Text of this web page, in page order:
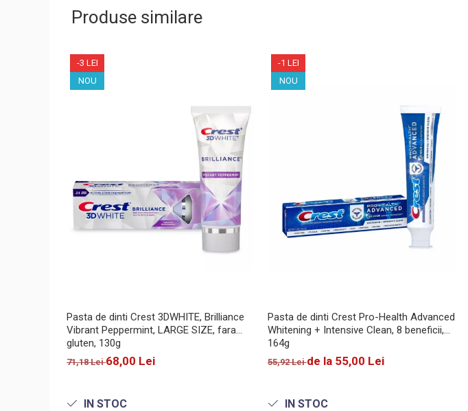
Produse similare
-3 LEI
NOU
Pasta de dinti Crest 3DWHITE, Brilliance
Vibrant Peppermint, LARGE SIZE, fara
gluten, 130g
71,18 Lei68,00 Lei
IN STOC
-1 LEI
NOU
Pasta de dinti Crest Pro-Health Advanced
Whitening + Intensive Clean, 8 beneficii,
164g
55,92 Leide la 55,00 Lei
IN STOC